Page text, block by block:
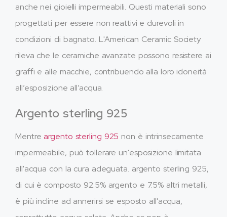
anche nei gioielli impermeabili. Questi materiali sono
progettati per essere non reattivi e durevoli in
condizioni di bagnato. L'American Ceramic Society
rileva che le ceramiche avanzate possono resistere ai
graffi e alle macchie, contribuendo alla loro idoneità
all’esposizione all’acqua.
Argento sterling 925
Mentre argento sterling 925 non è intrinsecamente
impermeabile, può tollerare un'esposizione limitata
all'acqua con la cura adeguata. argento sterling 925,
di cui è composto 92.5% argento e 7.5% altri metalli,
è più incline ad annerirsi se esposto all'acqua,